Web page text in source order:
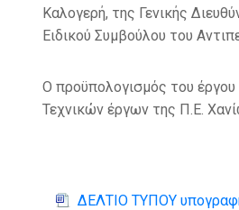
Καλογερή, της Γενικής
Ειδικού Συμβούλου του
Ο προϋπολογισμός του έργου
Τεχνικών έργων της Π.Ε.
ΔΕΛΤΙΟ ΤΥΠΟΥ